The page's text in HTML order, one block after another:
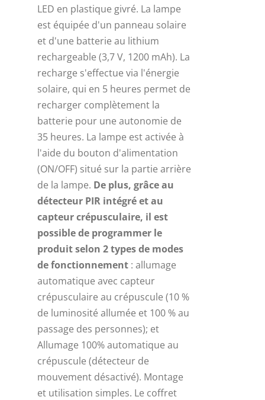
LED en plastique givré. La lampe
est équipée d'un panneau solaire
et d'une batterie au lithium
rechargeable (3,7 V, 1200 mAh). La
recharge s'effectue via l'énergie
solaire, qui en 5 heures permet de
recharger complètement la
batterie pour une autonomie de
35 heures. La lampe est activée à
l'aide du bouton d'alimentation
(ON/OFF) situé sur la partie arrière
de la lampe. De plus, grâce au
détecteur PIR intégré et au
capteur crépusculaire, il est
possible de programmer le
produit selon 2 types de modes
de fonctionnement : allumage
automatique avec capteur
crépusculaire au crépuscule (10 %
de luminosité allumée et 100 % au
passage des personnes); et
Allumage 100% automatique au
crépuscule (détecteur de
mouvement désactivé). Montage
et utilisation simples. Le coffret